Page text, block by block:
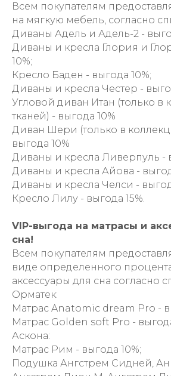
Всем покупателям
на мягкую мебель, согласно
Диваны Адель и Адель-2 -
Диваны и кресла Глория и
10%;
Кресло Баден - выгода 10%;
Диваны и кресла Честер -
Угловой диван Итан (только в
тканей) - выгода 10%
Диван Шери (только в
выгода 10%
Диваны и кресла Ливерпуль -
Диваны и кресла Айова -
Диваны и кресла Челси -
Кресло Лилу - выгода 15%.
VIP-выгода на матрасы и
сна!
Всем покупателям
виде определенного
аксессуары для сна согласно
Орматек:
Матрас Anatomic dream Pro -
Матрас Golden soft Pro -
Аскона:
Матрас Рим - выгода 10%;
Подушка Ангстрем Сидней,